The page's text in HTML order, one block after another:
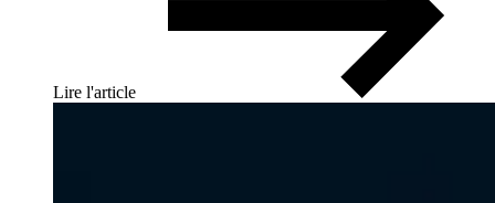
Lire l'article